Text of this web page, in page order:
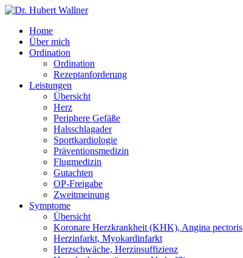
Home
Über mich
Ordination
Ordination
Rezept­­anforderung
Leistungen
Übersicht
Herz
Periphere Gefäße
Hals­schlag­ader
Sport­kardiologie
Präventions­­medizin
Flug­medizin
Gutachten
OP-Freigabe
Zweit­meinung
Symptome
Übersicht
Koronare Herz­krank­heit (KHK), Angina pectoris
Herz­in­farkt, Myokardi­nfarkt
Herz­schwäche, Herz­insuffizienz